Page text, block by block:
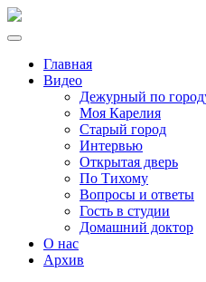
Главная
Видео
Дежурный по
Моя Карелия
Старый город
Интервью
Открытая дверь
По Тихому
Вопросы и ответы
Гость в студии
Домашний доктор
О нас
Архив